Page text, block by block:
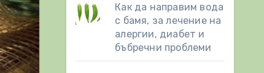
Как да направим вода
с бамя, за лечение на
алергии, диабет и
бъбречни проблеми